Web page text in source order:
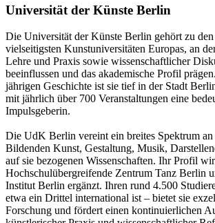
Universität der Künste Berlin
Die Universität der Künste Berlin gehört zu
vielseitigsten Kunstuniversitäten Europas, an
Lehre und Praxis sowie wissenschaftlicher
beeinflussen und das akademische Profil
jährigen Geschichte ist sie tief in der Stadt
mit jährlich über 700 Veranstaltungen eine
Impulsgeberin.
Die UdK Berlin vereint ein breites Spektrum an
Bildenden Kunst, Gestaltung, Musik,
auf sie bezogenen Wissenschaften. Ihr Profil
Hochschulübergreifende Zentrum Tanz Berlin
Institut Berlin ergänzt. Ihren rund 4.500
etwa ein Drittel international ist – bietet sie
Forschung und fördert einen kontinuierlichen